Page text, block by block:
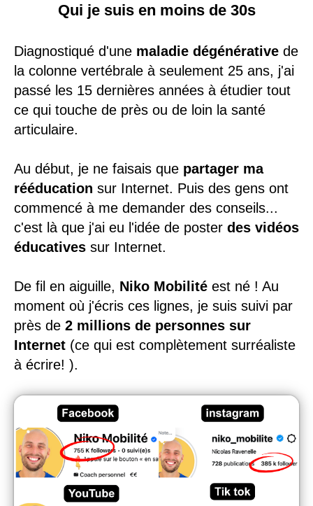
Qui je suis en moins de 30s
Diagnostiqué d'une maladie dégénérative de
la colonne vertébrale à seulement 25 ans, j'ai
passé les 15 dernières années à étudier tout
ce qui touche de près ou de loin la santé
articulaire.
Au début, je ne faisais que partager ma
rééducation sur Internet. Puis des gens ont
commencé à me demander des conseils...
c'est là que j'ai eu l'idée de poster des vidéos
éducatives sur Internet.
De fil en aiguille, Niko Mobilité est né ! Au
moment où j'écris ces lignes, je suis suivi par
près de 2 millions de personnes sur
Internet (ce qui est complètement surréaliste
à écrire! ).